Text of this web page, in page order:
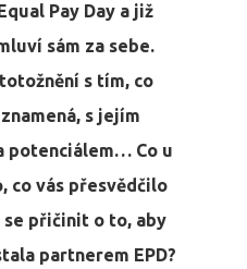
Pay Day a již
sám za sebe.
s tím, co
s jejím
potenciálem… Co u
co vás přesvědčilo
přičinit o to, aby
partnerem EPD?